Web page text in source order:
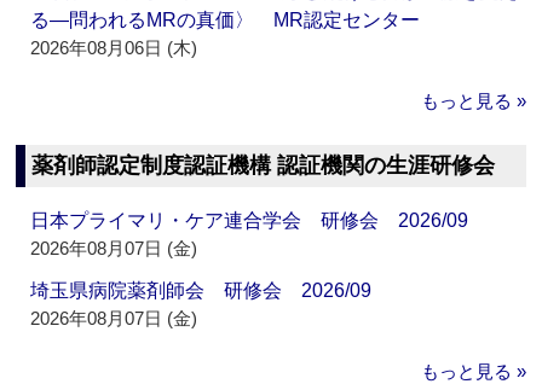
る―問われるMRの真価〉 MR認定センター
2026年08月06日 (木)
もっと見る »
薬剤師認定制度認証機構 認証機関の生涯研修会
日本プライマリ・ケア連合学会 研修会 2026/09
2026年08月07日 (金)
埼玉県病院薬剤師会 研修会 2026/09
2026年08月07日 (金)
もっと見る »